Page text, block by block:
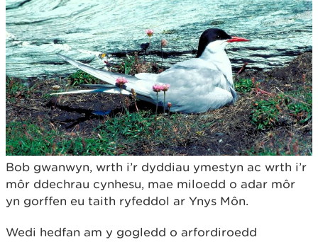
Bob gwanwyn, wrth i’r dyddiau ymestyn ac wrth i’r
môr ddechrau cynhesu, mae miloedd o adar môr
yn gorffen eu taith ryfeddol ar Ynys Môn.
Wedi hedfan am y gogledd o arfordiroedd